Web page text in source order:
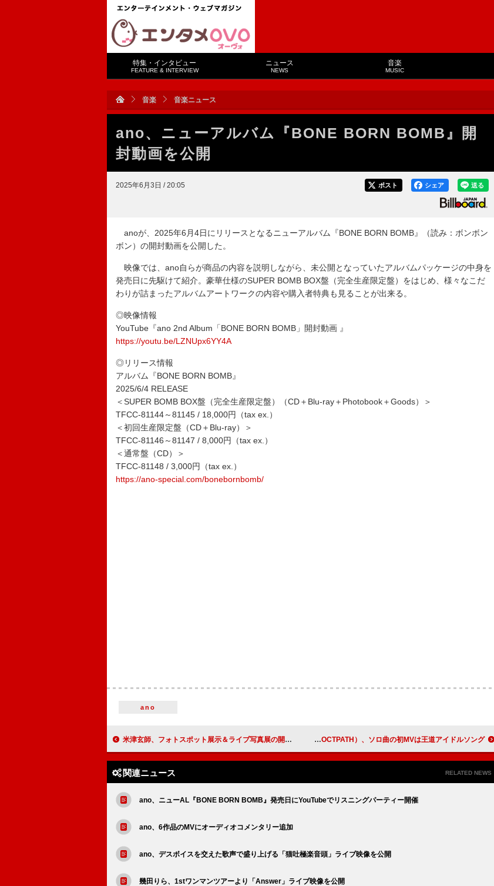
特集・インタビュー
FEATURE & INTERVIEW
ニュース
NEWS
音楽
MUSIC
音楽 音楽ニュース
ano、ニューアルバム『BONE BORN BOMB』開
封動画を公開
2025年6月3日 / 20:05 送る
シェア
ポスト
anoが、2025年6月4日にリリースとなるニューアルバム『BONE BORN BOMB』（読み：ボンボン
ボン）の開封動画を公開した。
映像では、ano自らが商品の内容を説明しながら、未公開となっていたアルバムパッケージの中身を
発売日に先駆けて紹介。豪華仕様のSUPER BOMB BOX盤（完全生産限定盤）をはじめ、様々なこだ
わりが詰まったアルバムアートワークの内容や購入者特典も見ることが出来る。
◎映像情報
YouTube『ano 2nd Album「BONE BORN BOMB」開封動画 』
https://youtu.be/LZNUpx6YY4A
◎リリース情報
アルバム『BONE BORN BOMB』
2025/6/4 RELEASE
＜SUPER BOMB BOX盤（完全生産限定盤）（CD＋Blu-ray＋Photobook＋Goods）＞
TFCC-81144～81145 / 18,000円（tax ex.）
＜初回生産限定盤（CD＋Blu-ray）＞
TFCC-81146～81147 / 8,000円（tax ex.）
＜通常盤（CD）＞
TFCC-81148 / 3,000円（tax ex.）
https://ano-special.com/bonebornbomb/
ano
米津玄師、フォトスポット展示＆ライブ写真展の開催決定 四谷真佑（OCTPATH）、ソロ曲の初MVは王道アイドルソング
関連ニュース RELATED NEWS
ano、ニューAL『BONE BORN BOMB』発売日にYouTubeでリスニングパーティー開催
ano、6作品のMVにオーディオコメンタリー追加
ano、デスボイスを交えた歌声で盛り上げる「猫吐極楽音頭」ライブ映像を公開
幾田りら、1stワンマンツアーより「Answer」ライブ映像を公開